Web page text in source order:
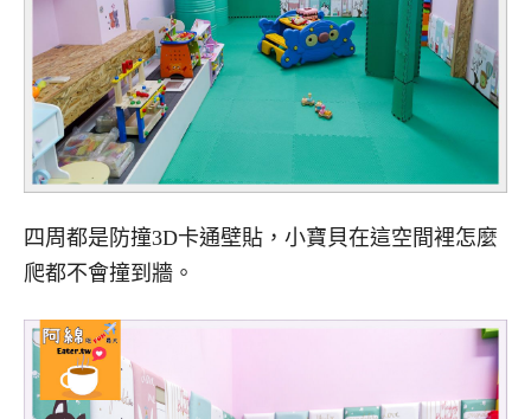
四周都是防撞3D卡通壁貼，小寶貝在這空間裡怎麼
爬都不會撞到牆。